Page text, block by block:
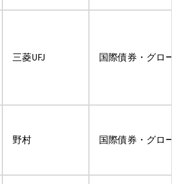
三菱UFJ 国際債券・グロ
野村 国際債券・グロ